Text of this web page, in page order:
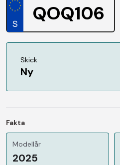
QOQ106
Skick
Ny
Fakta
Modellår
2025